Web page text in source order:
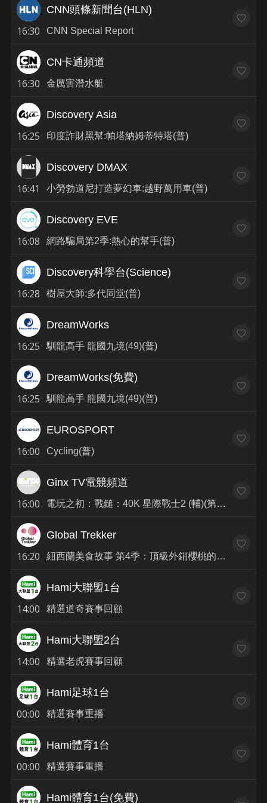
16:30
CNN頭條新聞台(HLN)
CNN Special Report
16:30
CN卡通頻道
金厲害潛水艇
16:25
Discovery Asia
印度詐財黑幫:帕塔納姆蒂特塔(普)
16:41
Discovery DMAX
小勞勃道尼打造夢幻車:越野萬用車(普)
16:08
Discovery EVE
網路騙局第2季:熱心的幫手(普)
16:28
Discovery科學台(Science)
樹屋大師:多代同堂(普)
16:25
DreamWorks
馴龍高手 龍國九境(49)(普)
16:25
DreamWorks(免費)
馴龍高手 龍國九境(49)(普)
16:00
EUROSPORT
Cycling(普)
16:00
Ginx TV電競頻道
電玩之初：戰鎚：40K 星際戰士2 (輔)(第3集)
16:20
Global Trekker
紐西蘭美食故事 第4季：頂級外銷櫻桃的秘密S4(6)(普)
14:00
Hami大聯盟1台
精選道奇賽事回顧
14:00
Hami大聯盟2台
精選老虎賽事回顧
00:00
Hami足球1台
精選賽事重播
00:00
Hami體育1台
精選賽事重播
Hami體育1台(免費)